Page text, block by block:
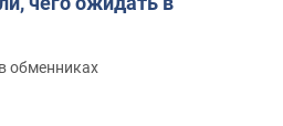
обменниках